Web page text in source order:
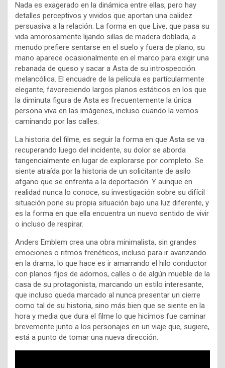
Nada es exagerado en la dinámica entre ellas, pero hay
detalles perceptivos y vividos que aportan una calidez
persuasiva a la relación. La forma en que Live, que pasa su
vida amorosamente lijando sillas de madera doblada, a
menudo prefiere sentarse en el suelo y fuera de plano, su
mano aparece ocasionalmente en el marco para exigir una
rebanada de queso y sacar a Asta de su introspección
melancólica. El encuadre de la película es particularmente
elegante, favoreciendo largos planos estáticos en los que
la diminuta figura de Asta es frecuentemente la única
persona viva en las imágenes, incluso cuando la vemos
caminando por las calles.
La historia del filme, es seguir la forma en que Asta se va
recuperando luego del incidente, su dolor se aborda
tangencialmente en lugar de explorarse por completo. Se
siente atraída por la historia de un solicitante de asilo
afgano que se enfrenta a la deportación. Y aunque en
realidad nunca lo conoce, su investigación sobre su difícil
situación pone su propia situación bajo una luz diferente, y
es la forma en que ella encuentra un nuevo sentido de vivir
o incluso de respirar.
Anders Emblem crea una obra minimalista, sin grandes
emociones o ritmos frenéticos, incluso para ir avanzando
en la drama, lo que hace es ir amarrando el hilo conductor
con planos fijos de adornos, calles o de algún mueble de la
casa de su protagonista, marcando un estilo interesante,
que incluso queda marcado al nunca presentar un cierre
como tal de su historia, sino más bien que se siente en la
hora y media que dura el filme lo que hicimos fue caminar
brevemente junto a los personajes en un viaje que, sugiere,
está a punto de tomar una nueva dirección.